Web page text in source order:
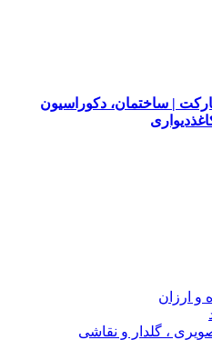
| ساختمان، دکوراسیون
و ارزان
، گلدار و نقاشی